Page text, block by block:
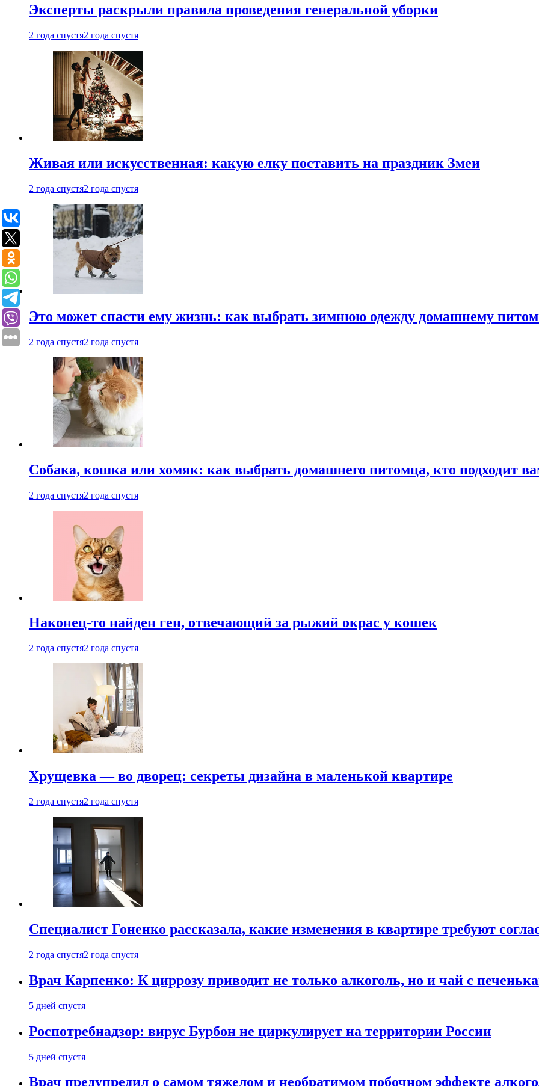
Эксперты раскрыли правила проведения генеральной уборки
2 года спустя2 года спустя
Живая или искусственная: какую елку поставить на праздник Змеи
2 года спустя2 года спустя
Это может спасти ему жизнь: как выбрать зимнюю одежду домашнему
2 года спустя2 года спустя
Собака, кошка или хомяк: как выбрать домашнего питомца, кто подходит
2 года спустя2 года спустя
Наконец-то найден ген, отвечающий за рыжий окрас у кошек
2 года спустя2 года спустя
Хрущевка — во дворец: секреты дизайна в маленькой квартире
2 года спустя2 года спустя
Специалист Гоненко рассказала, какие изменения в квартире требуют
2 года спустя2 года спустя
Врач Карпенко: К циррозу приводит не только алкоголь, но и чай с
5 дней спустя
Роспотребнадзор: вирус Бурбон не циркулирует на территории России
5 дней спустя
Врач предупредил о самом тяжелом и необратимом побочном эффекте